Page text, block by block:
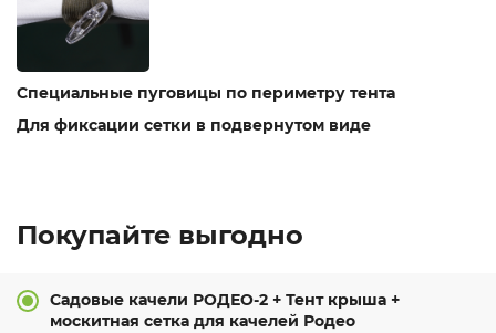
Специальные пуговицы по периметру тента
Для фиксации сетки в подвернутом виде
Покупайте выгодно
Садовые качели РОДЕО-2 + Тент крыша +
москитная сетка для качелей Родео